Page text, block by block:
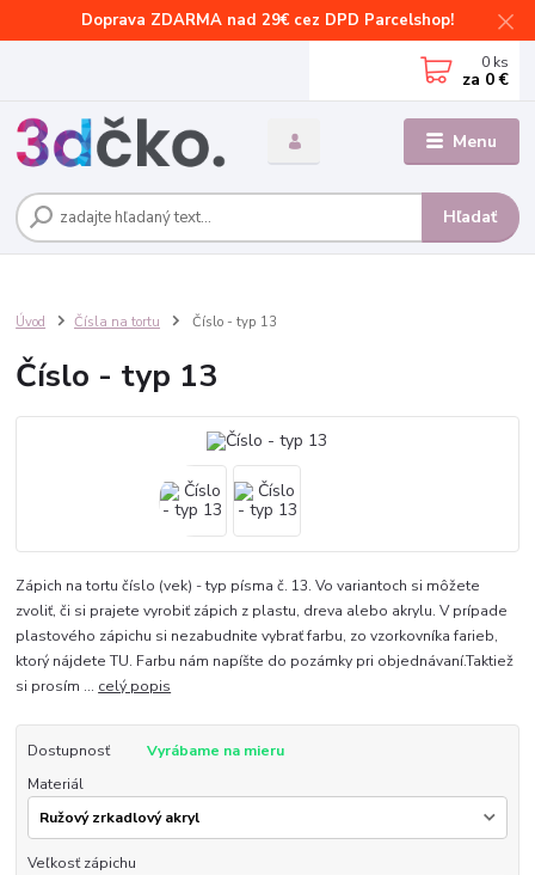
Doprava ZDARMA nad 29€ cez DPD Parcelshop!
Menu
Hľadať
0 ks
za 0 €
Úvod Čísla na tortu Číslo - typ 13
Číslo - typ 13
Zápich na tortu číslo (vek) - typ písma č. 13. Vo variantoch si môžete
zvoliť, či si prajete vyrobiť zápich z plastu, dreva alebo akrylu. V prípade
plastového zápichu si nezabudnite vybrať farbu, zo vzorkovníka farieb,
ktorý nájdete TU. Farbu nám napíšte do pozámky pri objednávaní.Taktiež
si prosím ... celý popis
Dostupnosť
Vyrábame na mieru
Materiál
Veľkosť zápichu